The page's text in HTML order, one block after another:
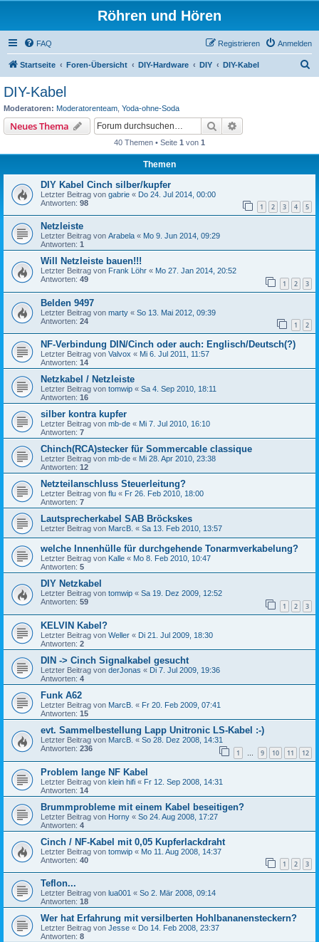
Röhren und Hören
FAQ Anmelden
Registrieren
Startseite Foren-Übersicht DIY-Hardware DIY DIY-Kabel
DIY-Kabel
Moderatoren: Moderatorenteam Yoda-ohne-Soda
Neues Thema Suche
40 Themen • Seite 1 von 1
Themen
DIY Kabel Cinch silber/kupfer
Letzter Beitrag von gabrie « Do 24. Jul 2014, 00:00
Antworten: 98 1 2 3 4 5
Netzleiste
Letzter Beitrag von Arabela « Mo 9. Jun 2014, 09:29
Antworten: 1
Will Netzleiste bauen!!!
Letzter Beitrag von Frank Löhr « Mo 27. Jan 2014, 20:52
Antworten: 49 1 2 3
Belden 9497
Letzter Beitrag von marty « So 13. Mai 2012, 09:39
Antworten: 24 1 2
NF-Verbindung DIN/Cinch oder auch: Englisch/Deutsch(?)
Letzter Beitrag von Valvox « Mi 6. Jul 2011, 11:57
Antworten: 14
Netzkabel / Netzleiste
Letzter Beitrag von tomwip « Sa 4. Sep 2010, 18:11
Antworten: 16
silber kontra kupfer
Letzter Beitrag von mb-de « Mi 7. Jul 2010, 16:10
Antworten: 7
Chinch(RCA)stecker für Sommercable classique
Letzter Beitrag von mb-de « Mi 28. Apr 2010, 23:38
Antworten: 12
Netzteilanschluss Steuerleitung?
Letzter Beitrag von flu « Fr 26. Feb 2010, 18:00
Antworten: 7
Lautsprecherkabel SAB Bröckskes
Letzter Beitrag von MarcB. « Sa 13. Feb 2010, 13:57
welche Innenhülle für durchgehende Tonarmverkabelung?
Letzter Beitrag von Kalle « Mo 8. Feb 2010, 10:47
Antworten: 5
DIY Netzkabel
Letzter Beitrag von tomwip « Sa 19. Dez 2009, 12:52
Antworten: 59 1 2 3
KELVIN Kabel?
Letzter Beitrag von Weller « Di 21. Jul 2009, 18:30
Antworten: 2
DIN -> Cinch Signalkabel gesucht
Letzter Beitrag von derJonas « Di 7. Jul 2009, 19:36
Antworten: 4
Funk A62
Letzter Beitrag von MarcB. « Fr 20. Feb 2009, 07:41
Antworten: 15
evt. Sammelbestellung Lapp Unitronic LS-Kabel :-)
Letzter Beitrag von MarcB. « So 28. Dez 2008, 14:31
Antworten: 236 1 … 9 10 11 12
Problem lange NF Kabel
Letzter Beitrag von klein hifi « Fr 12. Sep 2008, 14:31
Antworten: 14
Brummprobleme mit einem Kabel beseitigen?
Letzter Beitrag von Horny « So 24. Aug 2008, 17:27
Antworten: 4
Cinch / NF-Kabel mit 0,05 Kupferlackdraht
Letzter Beitrag von tomwip « Mo 11. Aug 2008, 14:37
Antworten: 40 1 2 3
Teflon...
Letzter Beitrag von lua001 « So 2. Mär 2008, 09:14
Antworten: 18
Wer hat Erfahrung mit versilberten Hohlbananensteckern?
Letzter Beitrag von Jesse « Do 14. Feb 2008, 23:37
Antworten: 8